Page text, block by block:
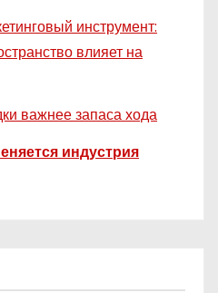
инструмент:
влияет на
важнее запаса хода
индустрия